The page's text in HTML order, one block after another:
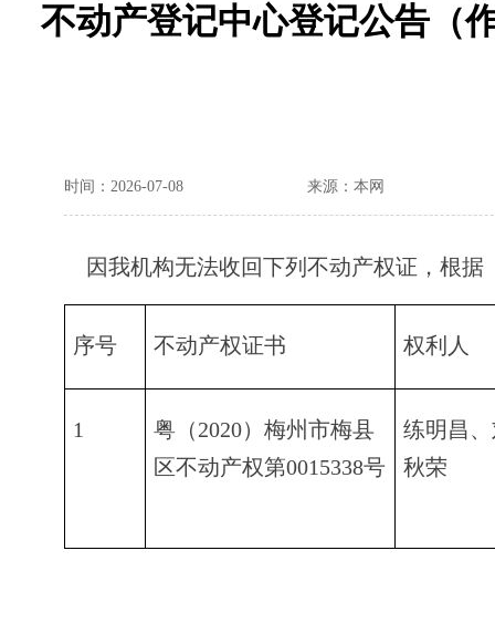
不动产登记中心登记公告（
时间：2026-07-08 来源：本网
因我机构无法收回下列不动产权证，根据
序号 不动产权证书 权利人
1
粤（2020）梅州市梅县
区不动产权第0015338号
练明昌
秋荣